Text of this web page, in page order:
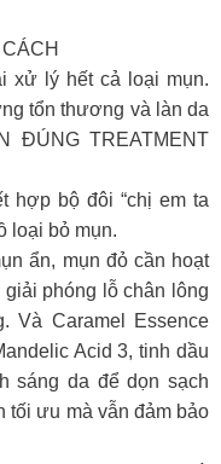
xử lý hết cả loại mụn.
tổn thương và làn da
ĐÚNG TREATMENT
hợp bộ đôi “chị em ta
loại bỏ mụn.
ẩn, mụn đỏ cần hoạt
giải phóng lỗ chân lông
Và Caramel Essence
Acid 3, tinh dầu
sáng da để dọn sạch
tối ưu mà vẫn đảm bảo